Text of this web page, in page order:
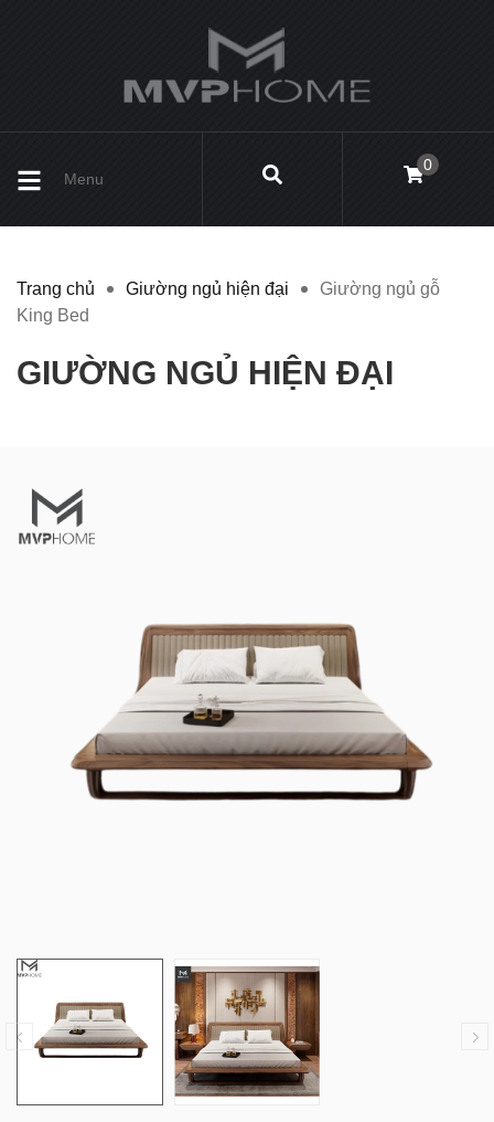
Menu
0
Trang chủ Giường ngủ hiện đại
Giường ngủ gỗ
King Bed
GIƯỜNG NGỦ HIỆN ĐẠI